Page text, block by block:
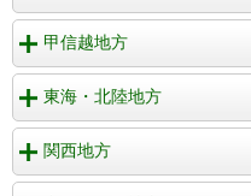
甲信越地方
東海・北陸地方
関西地方